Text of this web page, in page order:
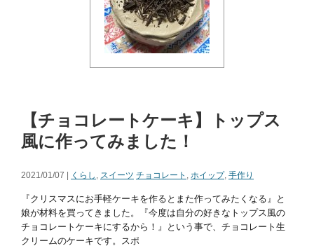
【チョコレートケーキ】トップス
風に作ってみました！
2021/01/07 | くらし , スイーツ チョコレート , ホイップ, 手作り
『クリスマスにお手軽ケーキを作るとまた作ってみたくなる』と
娘が材料を買ってきました。『今度は自分の好きなトップス風の
チョコレートケーキにするから！』という事で、チョコレート生
クリームのケーキです。スポ